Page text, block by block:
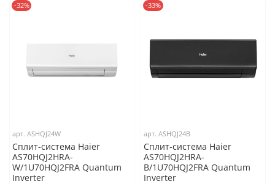
-32%
арт.ASHQJ24W
Сплит-система Haier
AS70HQJ2HRA-
W/1U70HQJ2FRA Quantum
Inverter
-33%
арт.ASHQJ24B
Сплит-система Haier
AS70HQJ2HRA-
B/1U70HQJ2FRA Quantum
Inverter